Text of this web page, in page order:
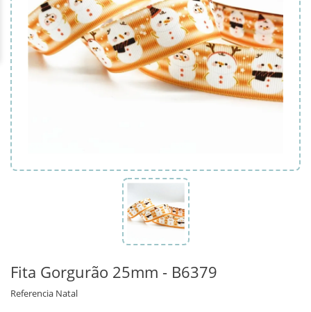
Fita Gorgurão 25mm - B6379
Referencia Natal